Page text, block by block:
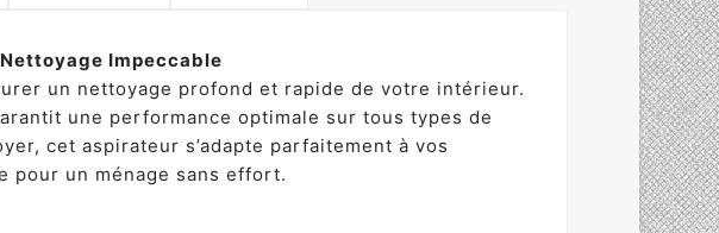
Impeccable
un nettoyage profond et rapide de votre intérieur.
une performance optimale sur tous types de
cet aspirateur s’adapte parfaitement à vos
pour un ménage sans effort.